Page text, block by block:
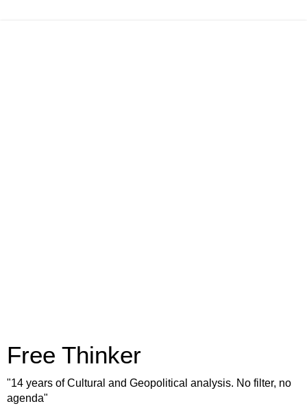
Free Thinker
"14 years of Cultural and Geopolitical analysis. No filter, no
agenda"